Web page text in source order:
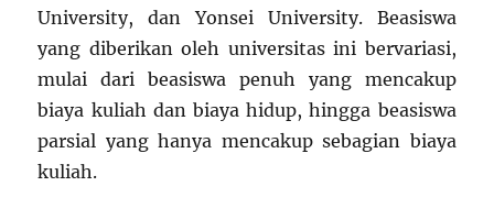
University, dan Yonsei University. Beasiswa
yang diberikan oleh universitas ini bervariasi,
mulai dari beasiswa penuh yang mencakup
biaya kuliah dan biaya hidup, hingga beasiswa
parsial yang hanya mencakup sebagian biaya
kuliah.